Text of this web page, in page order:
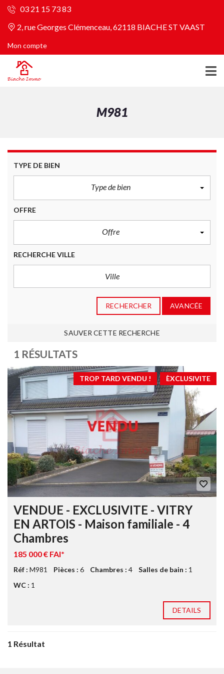
03 21 15 73 83
2, rue Georges Clémenceau, 62118 BIACHE ST VAAST
Mon compte
M981
TYPE DE BIEN
Type de bien
OFFRE
Offre
RECHERCHE VILLE
RECHERCHER AVANCÉE
SAUVER CETTE RECHERCHE
1 RÉSULTATS
ÈXCLUSIVITE
TROP TARD VENDU !
VENDUE - EXCLUSIVITE - VITRY
EN ARTOIS - Maison familiale - 4
Chambres
185 000 € FAI*
Réf : M981 Pièces : 6 Chambres : 4 Salles de bain : 1
WC : 1
DETAILS
1 Résultat